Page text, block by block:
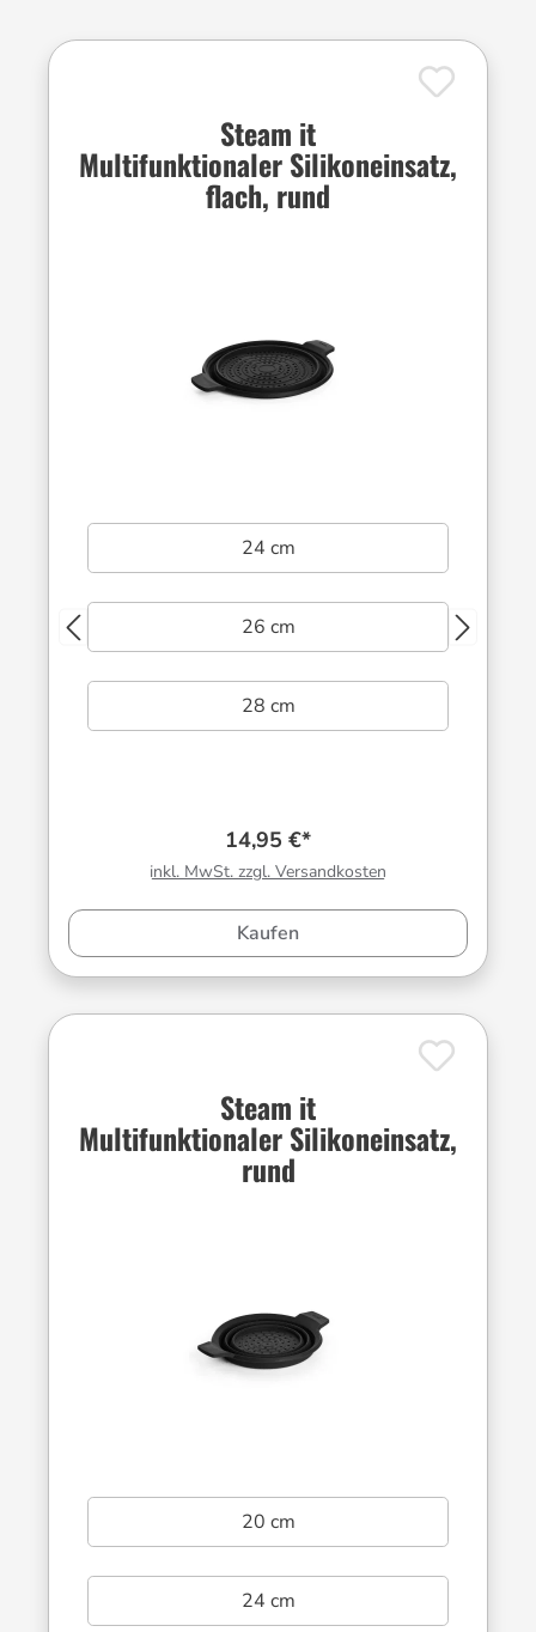
Steam it
Multifunktionaler Silikoneinsatz,
flach, rund
24 cm
26 cm
28 cm
14,95 €*
inkl. MwSt. zzgl. Versandkosten
Kaufen
Steam it
Multifunktionaler Silikoneinsatz,
rund
20 cm
24 cm